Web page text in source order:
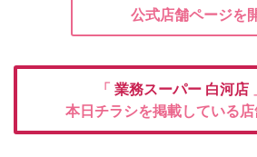
公式店舗ページを
「 業務スーパー 白河店
本日チラシを掲載している店